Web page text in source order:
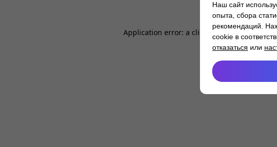
Application error: a client -side exception
Наш сайт
опыта, сбора
рекомендаций.
cookie в
отказаться или